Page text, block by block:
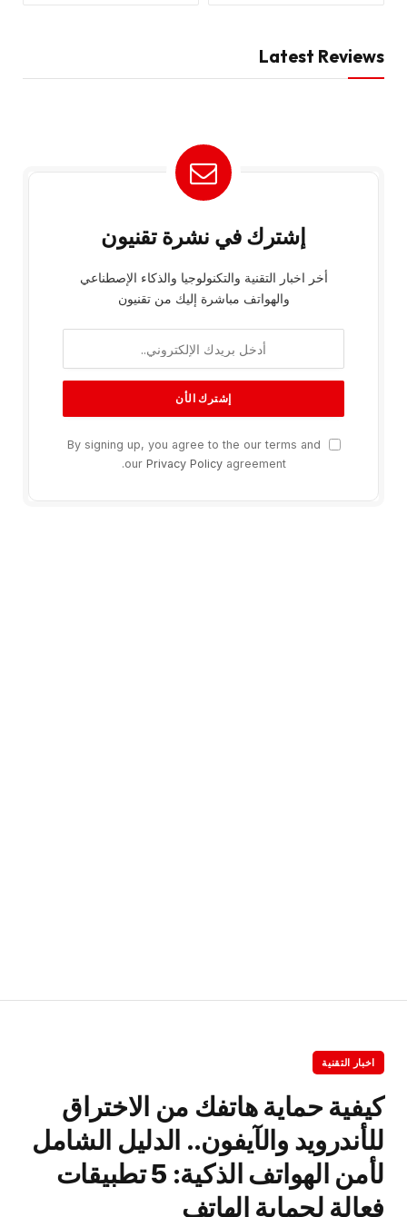
Latest Reviews
إشترك في نشرة تقنيون
أخر اخبار التقنية والتكنولوجيا والذكاء الإصطناعي
والهواتف مباشرة إليك من تقنيون
By signing up, you agree to the our terms and
our Privacy Policyagreement.
اخبار التقنية
كيفية حماية هاتفك من الاختراق
للأندرويد والآيفون.. الدليل الشامل
لأمن الهواتف الذكية: 5 تطبيقات
فعالة لحماية الهاتف